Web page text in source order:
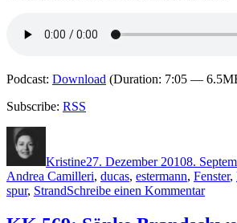
Podcast: Download (Duration: 7:05 —
Subscribe: RSS
Kristine27. Dezember 20108.
Andrea Camilleri, ducas, estermann, Fenster,
spur, StrandSchreibe einen Kommentarzu
598: